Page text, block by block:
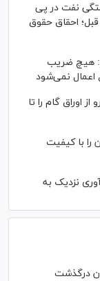
نفت در پی
احقاق حقوق
هیچ ضریب
اعمال نمی‌شود
اوراق گام را تا
جهان را با کیفیت
نزدیک به
درگذشت